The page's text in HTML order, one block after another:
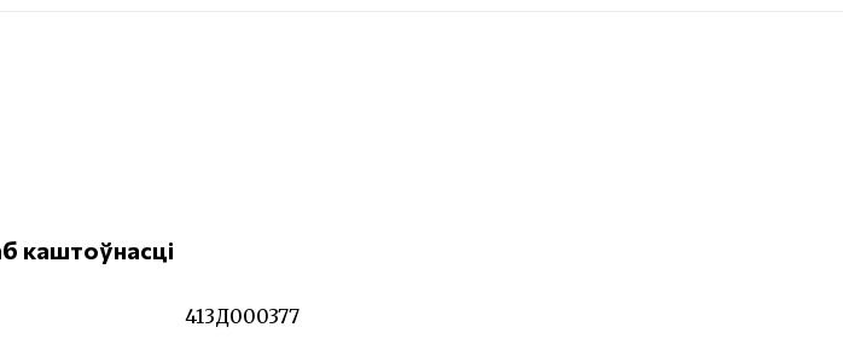
каштоўнасці
413Д000377